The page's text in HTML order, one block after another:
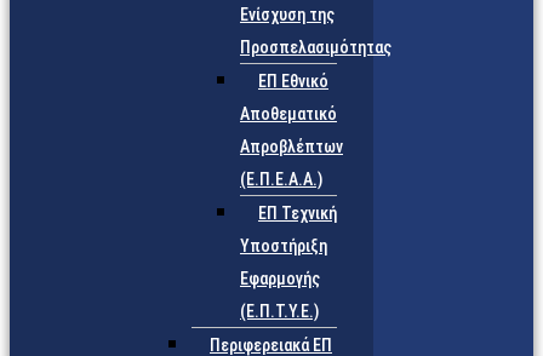
Ενίσχυση της
Προσπελασιμότητας
ΕΠ Εθνικό
Αποθεματικό
Απροβλέπτων
(Ε.Π.Ε.Α.Α.)
ΕΠ Τεχνική
Υποστήριξη
Εφαρμογής
(Ε.Π.Τ.Υ.Ε.)
Περιφερειακά ΕΠ